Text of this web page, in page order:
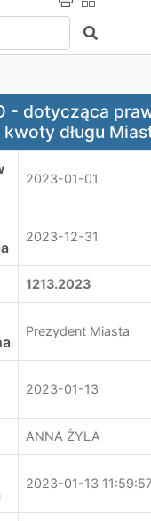
Szukaj
- dotycząca
długu
2023-01-01
2023-12-31
1213.2023
Prezydent Miasta
2023-01-13
ANNA ŻYŁA
2023-01-13